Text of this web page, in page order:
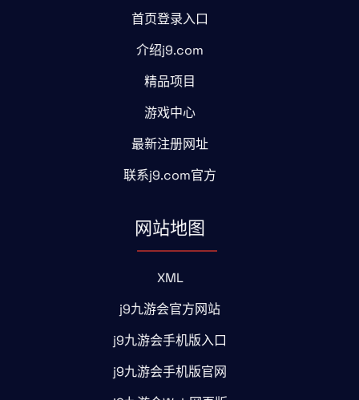
首页登录入口
介绍j9.com
精品项目
游戏中心
最新注册网址
联系j9.com官方
网站地图
XML
j9九游会官方网站
j9九游会手机版入口
j9九游会手机版官网